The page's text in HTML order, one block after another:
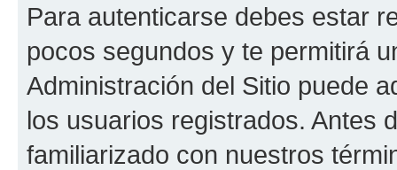
Para autenticarse debes estar
pocos segundos y te permitirá
Administración del Sitio puede
los usuarios registrados. Antes
familiarizado con nuestros